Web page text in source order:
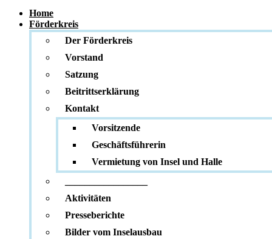
Home
Förderkreis
Der Förderkreis
Vorstand
Satzung
Beitrittserklärung
Kontakt
Vorsitzende
Geschäftsführerin
Vermietung von Insel und Halle
Aktivitäten
Presseberichte
Bilder vom Inselausbau